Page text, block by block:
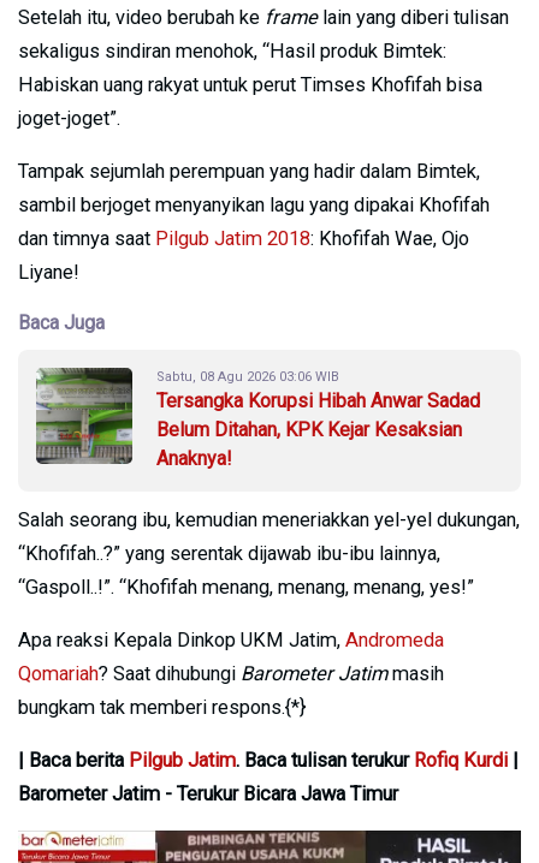
Setelah itu, video berubah ke framelain yang diberi tulisan
sekaligus sindiran menohok, “Hasil produk Bimtek:
Habiskan uang rakyat untuk perut Timses Khofifah bisa
joget-joget”.
Tampak sejumlah perempuan yang hadir dalam Bimtek,
sambil berjoget menyanyikan lagu yang dipakai Khofifah
dan timnya saat Pilgub Jatim 2018: Khofifah Wae, Ojo
Liyane!
Baca Juga
Sabtu, 08 Agu 2026 03:06 WIB
Tersangka Korupsi Hibah Anwar Sadad
Belum Ditahan, KPK Kejar Kesaksian
Anaknya!
Salah seorang ibu, kemudian meneriakkan yel-yel dukungan,
“Khofifah..?” yang serentak dijawab ibu-ibu lainnya,
“Gaspoll..!”. “Khofifah menang, menang, menang, yes!”
Apa reaksi Kepala Dinkop UKM Jatim, Andromeda
Qomariah? Saat dihubungi Barometer Jatimmasih
bungkam tak memberi respons.{*}
| Baca berita Pilgub Jatim. Baca tulisan terukur Rofiq Kurdi |
Barometer Jatim - Terukur Bicara Jawa Timur